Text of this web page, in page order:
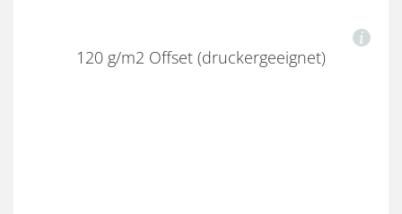
120 g/m2 Offset (druckergeeignet)